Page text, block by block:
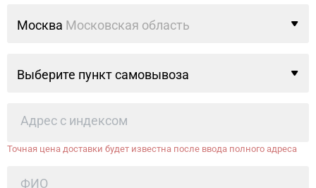
Москва Московская область
Выберите пункт самовывоза
Точная цена доставки будет известна после ввода полного адреса